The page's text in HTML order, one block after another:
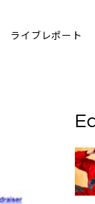
ライブレポート